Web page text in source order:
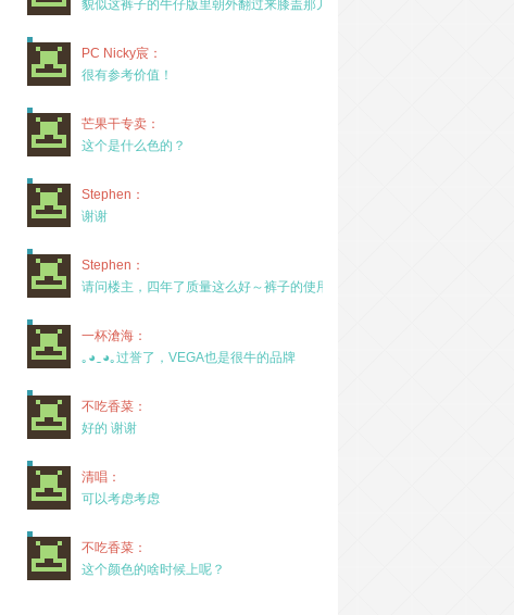
貌似这裤子的牛仔版里朝外翻过来膝盖那儿有放护膝的
PC Nicky宸：
很有参考价值！
芒果干专卖：
这个是什么色的？
Stephen：
谢谢
Stephen：
请问楼主，四年了质量这么好～裤子的使用率高吗？
一杯滄海：
｡◕‿◕｡过誉了，VEGA也是很牛的品牌
不吃香菜：
好的 谢谢
清唱：
可以考虑考虑
不吃香菜：
这个颜色的啥时候上呢？